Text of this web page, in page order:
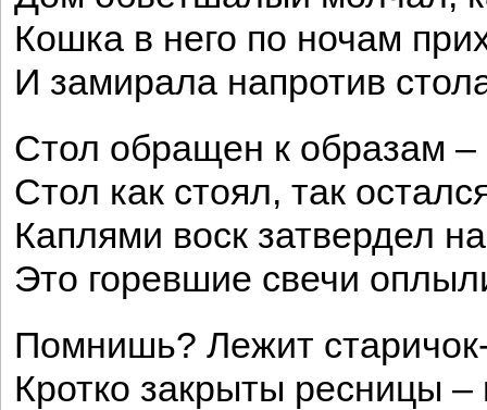
Кошка в него по ночам
И замирала напротив
Стол обращен к образам –
Стол как стоял, так
Каплями воск затвердел
Это горевшие свечи
Помнишь? Лежит
Кротко закрыты ресницы –